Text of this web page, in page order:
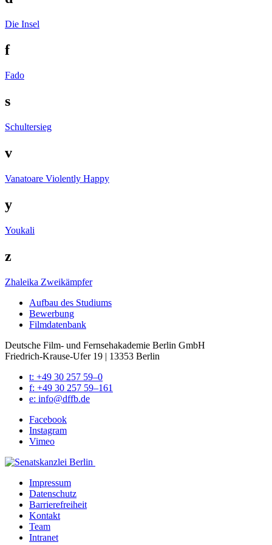
Die Insel
f
Fado
s
Schultersieg
v
Vanatoare Violently Happy
y
Youkali
z
Zhaleika Zweikämpfer
Auf­bau des Stu­di­ums
Bewer­bung
Film­da­ten­bank
Deutsche Film- und Fernseh­akademie Berlin GmbH
Friedrich-Krause-Ufer 19 | 13353 Berlin
t: +49 30 257 59–0
f: +49 30 257 59–161
e: info@​dffb.​de
Face­book
Insta­gram
Vimeo
Impres­sum
Daten­schutz
Bar­rie­re­frei­heit
Kon­takt
Team
Intra­net